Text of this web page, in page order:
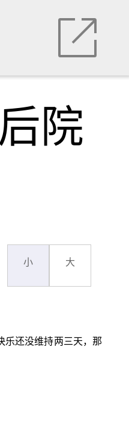
院
小 大
乐还没维持两三天，那